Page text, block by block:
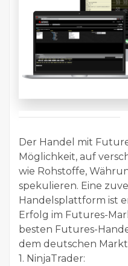
Der Handel mit
Möglichkeit, auf
wie Rohstoffe,
spekulieren. Eine
Handelsplattform ist
Erfolg im Futures-
besten Futures-
dem deutschen
1. NinjaTrader: